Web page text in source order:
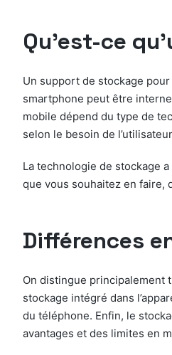
Qu’est-ce
Un support de stockage
smartphone peut être
mobile dépend du type de
selon le besoin de
La technologie de stockage
que vous souhaitez en faire,
Différences
On distingue principalement
stockage intégré dans
du téléphone. Enfin, le
avantages et des limites en